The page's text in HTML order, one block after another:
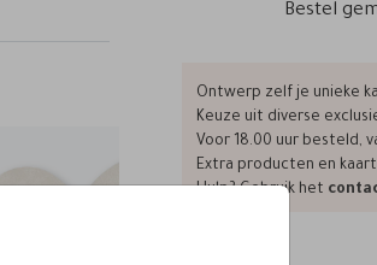
Bestel
Ontwerp zelf je unieke
Keuze uit diverse
Voor 18.00 uur besteld,
Extra producten en
Hulp? Gebruik het